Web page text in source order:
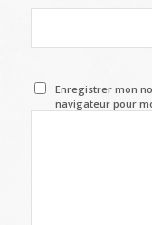
Enregistrer mon
navigateur pour